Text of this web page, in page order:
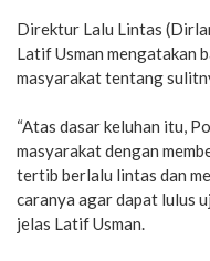
Direktur Lalu Lintas
Latif Usman mengatakan
masyarakat tentang
“Atas dasar keluhan itu,
masyarakat dengan
tertib berlalu lintas dan
caranya agar dapat lulus
jelas Latif Usman.